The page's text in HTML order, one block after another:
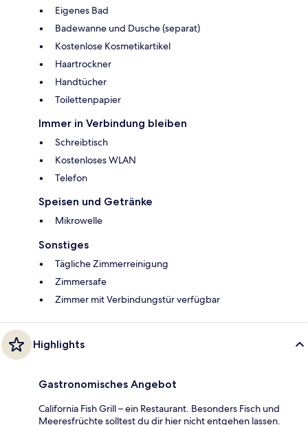
Eigenes Bad
Badewanne und Dusche (separat)
Kostenlose Kosmetikartikel
Haartrockner
Handtücher
Toilettenpapier
Immer in Verbindung bleiben
Schreibtisch
Kostenloses WLAN
Telefon
Speisen und Getränke
Mikrowelle
Sonstiges
Tägliche Zimmerreinigung
Zimmersafe
Zimmer mit Verbindungstür verfügbar
Highlights
Gastronomisches Angebot
California Fish Grill – ein Restaurant. Besonders Fisch und
Meeresfrüchte solltest du dir hier nicht entgehen lassen.